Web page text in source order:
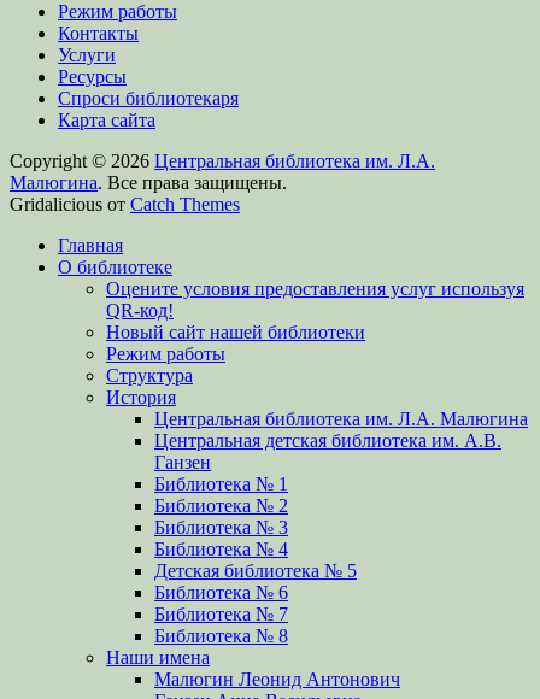
Режим работы
Контакты
Услуги
Ресурсы
Спроси библиотекаря
Карта сайта
Copyright © 2026 Центральная библиотека им. Л.А.
Малюгина. Все права защищены.
Gridalicious от Catch Themes
вверх
Главная
О библиотеке
Оцените условия предоставления услуг используя
QR-код!
Новый сайт нашей библиотеки
Режим работы
Структура
История
Центральная библиотека им. Л.А. Малюгина
Центральная детская библиотека им. А.В.
Ганзен
Библиотека № 1
Библиотека № 2
Библиотека № 3
Библиотека № 4
Детская библиотека № 5
Библиотека № 6
Библиотека № 7
Библиотека № 8
Наши имена
Малюгин Леонид Антонович